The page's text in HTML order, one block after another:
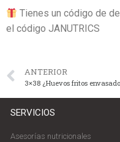
Tienes un código de
el código JANUTRICS
ANTERIOR
SERVICIOS
Asesorías nutricionales